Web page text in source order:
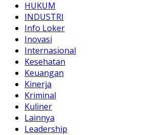
HUKUM
INDUSTRI
Info Loker
Inovasi
Internasional
Kesehatan
Keuangan
Kinerja
Kriminal
Kuliner
Lainnya
Leadership